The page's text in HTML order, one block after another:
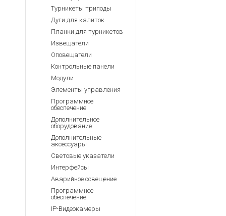
Турникеты триподы
Дуги для калиток
Планки для турникетов
Извещатели
Оповещатели
Контрольные панели
Модули
Элементы управления
Программное
обеспечение
Дополнительное
оборудование
Дополнительные
аксессуары
Световые указатели
Интерфейсы
Аварийное освещение
Программное
обеспечение
IP-Видеокамеры